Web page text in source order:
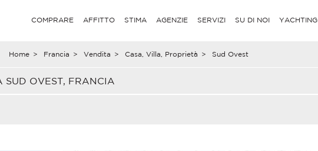
COMPRARE AFFITTO STIMA AGENZIE SERVIZI SU DI NOI YACHTING
Home > Francia > Vendita > Casa, Villa, Proprietà > Sud Ovest
SUD OVEST, FRANCIA